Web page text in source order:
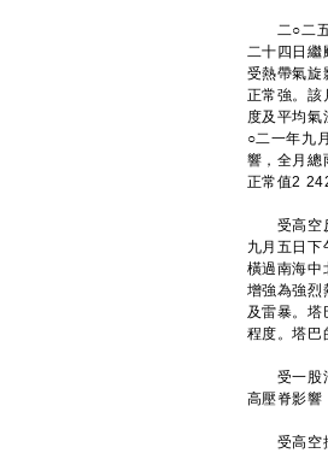
二○二五
二十四日繼
受熱帶氣旋
正常強。該
度及平均
○二一年九
響，全月總
正常值2
受高空反
九月五日下
橫過南海中
增強為強烈
及雷暴。
程度。塔巴
受一股活
高壓脊影響
受高空擾